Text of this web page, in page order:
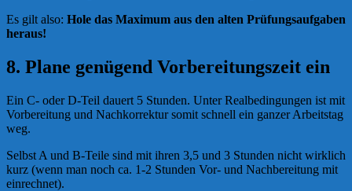
Es gilt also: Hole das Maximum aus den alten Prüfungsaufgaben
heraus!
8. Plane genügend Vorbereitungszeit ein
Ein C- oder D-Teil dauert 5 Stunden. Unter Realbedingungen ist mit
Vorbereitung und Nachkorrektur somit schnell ein ganzer Arbeitstag
weg.
Selbst A und B-Teile sind mit ihren 3,5 und 3 Stunden nicht wirklich
kurz (wenn man noch ca. 1-2 Stunden Vor- und Nachbereitung mit
einrechnet).